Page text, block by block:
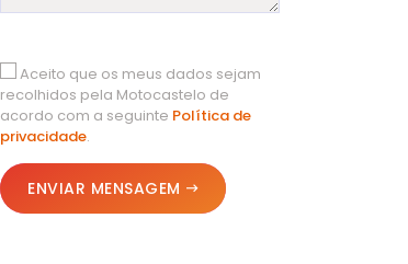
Aceito que os meus dados sejam
recolhidos pela Motocastelo de
acordo com a seguinte Política de
privacidade.
ENVIAR MENSAGEM